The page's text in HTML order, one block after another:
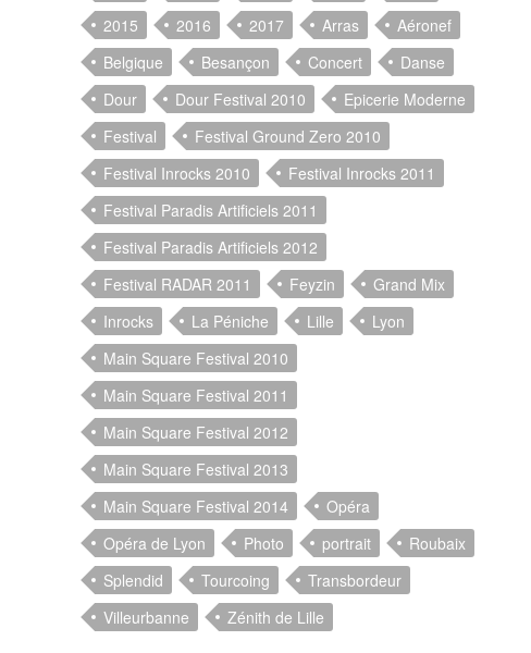
2015
2016 2017 Arras
Aéronef
Belgique
Besançon Concert
Danse
Dour
Dour Festival 2010
Epicerie Moderne
Festival
Festival Ground Zero 2010
Festival Inrocks 2010
Festival Inrocks 2011
Festival Paradis Artificiels 2011
Festival Paradis Artificiels 2012
Festival RADAR 2011
Feyzin
Grand Mix
Inrocks
La Péniche Lille
Lyon
Main Square Festival 2010
Main Square Festival 2011
Main Square Festival 2012
Main Square Festival 2013
Main Square Festival 2014
Opéra
Opéra de Lyon
Photo portrait
Roubaix
Splendid
Tourcoing
Transbordeur
Villeurbanne
Zénith de Lille